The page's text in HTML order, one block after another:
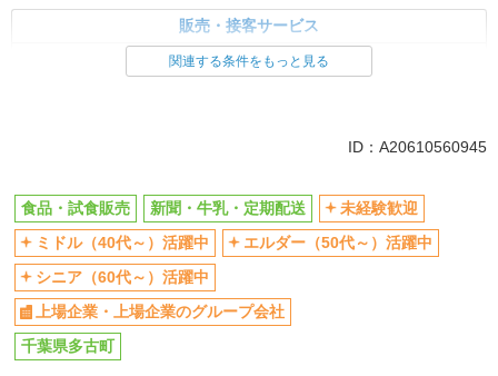
販売・接客サービス
上場企業・上場企業のグループ会社
関連する条件をもっと見る
ID：A20610560945
食品・試食販売 新聞・牛乳・定期配送
未経験歓迎
ミドル（40代～）活躍中
エルダー（50代～）活躍中
シニア（60代～）活躍中
上場企業・上場企業のグループ会社
千葉県多古町